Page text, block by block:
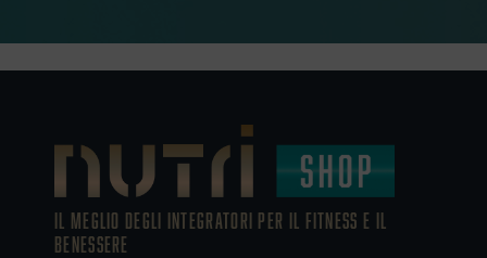
IL MEGLIO DEGLI Integratori PER IL FITNESS E IL
BENESSERE